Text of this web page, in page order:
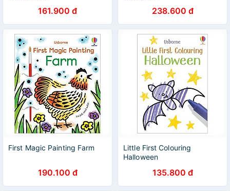
161.900 đ 238.600 đ
First Magic Painting Farm
190.100 đ
Little First Colouring
Halloween
135.800 đ